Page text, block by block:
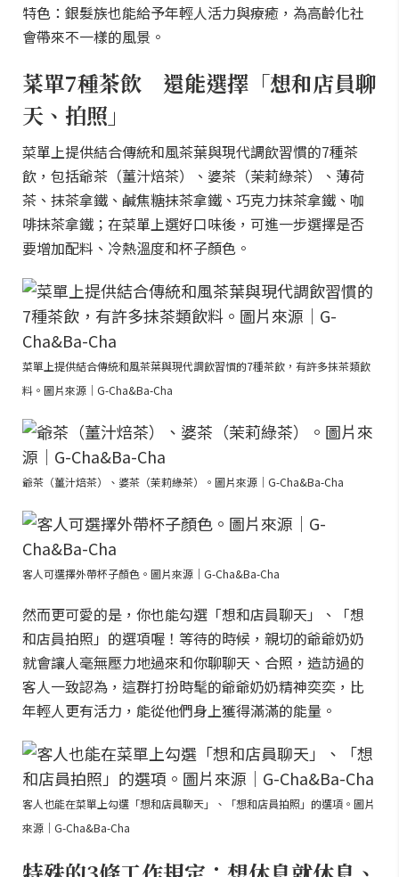
特色：銀髮族也能給予年輕人活力與療癒，為高齡化社
會帶來不一樣的風景。
菜單7種茶飲 還能選擇「想和店員聊
天、拍照」
菜單上提供結合傳統和風茶葉與現代調飲習慣的7種茶
飲，包括爺茶（薑汁焙茶）、婆茶（茉莉綠茶）、薄荷
茶、抹茶拿鐵、鹹焦糖抹茶拿鐵、巧克力抹茶拿鐵、咖
啡抹茶拿鐵；在菜單上選好口味後，可進一步選擇是否
要增加配料、冷熱溫度和杯子顏色。
菜單上提供結合傳統和風茶葉與現代調飲習慣的7種茶飲，有許多抹茶類飲
料。圖片來源｜G-Cha&Ba-Cha
爺茶（薑汁焙茶）、婆茶（茉莉綠茶）。圖片來源｜G-Cha&Ba-Cha
客人可選擇外帶杯子顏色。圖片來源｜G-Cha&Ba-Cha
然而更可愛的是，你也能勾選「想和店員聊天」、「想
和店員拍照」的選項喔！等待的時候，親切的爺爺奶奶
就會讓人毫無壓力地過來和你聊聊天、合照，造訪過的
客人一致認為，這群打扮時髦的爺爺奶奶精神奕奕，比
年輕人更有活力，能從他們身上獲得滿滿的能量。
客人也能在菜單上勾選「想和店員聊天」、「想和店員拍照」的選項。圖片
來源｜G-Cha&Ba-Cha